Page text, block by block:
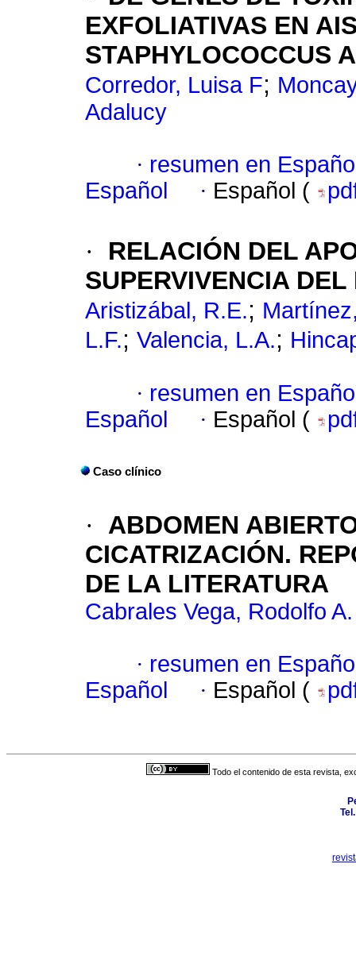
EXFOLIATIVAS EN
STAPHYLOCOCCUS
Corredor, Luisa F;
Adalucy
· resumen en
Español
· Español (
·
RELACIÓN DEL
SUPERVIVENCIA
Aristizábal, R.E.;
L.F.; Valencia, L.A.;
· resumen en
Español
· Español (
Caso clínico
·
ABDOMEN
CICATRIZACIÓN.
DE LA LITERATURA
Cabrales Vega, Rodolfo A.
· resumen en
Español
· Español (
Todo el contenido de esta revista,